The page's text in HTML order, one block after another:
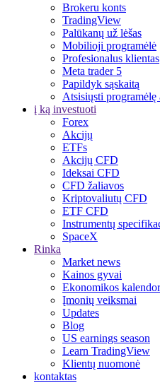
Brokeru konts
TradingView
Palūkanų už lėšas
Mobilioji programėlė
Profesionalus klientas
Meta trader 5
Papildyk sąskaitą
Atsisiųsti
į ką investuoti
Forex
Akcijų
ETFs
Akcijų CFD
Ideksai CFD
CFD žaliavos
Kriptovaliutų CFD
ETF CFD
Instrumentų
SpaceX
Rinka
Market news
Kainos gyvai
Ekonomikos
Įmonių veiksmai
Updates
Blog
US earnings season
Learn TradingView
Klientų nuomonė
kontaktas